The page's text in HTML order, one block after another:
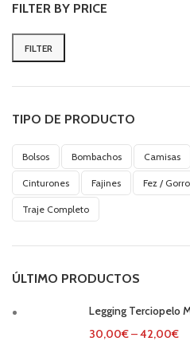
FILTER BY PRICE
Min
Max
FILTER
TIPO DE PRODUCTO
Bolsos Bombachos Camisas
Cinturones Fajines Fez /
Traje Completo
ÚLTIMO PRODUCTOS
Legging Terciopelo
30,00€–42,00€